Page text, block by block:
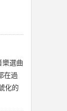
樂選曲
在過
化的